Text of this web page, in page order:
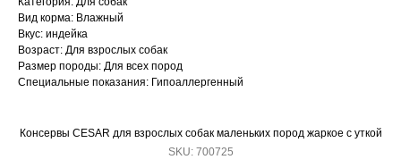
Вид корма: Влажный
Вкус: индейка
Возраст: Для взрослых собак
Размер породы: Для всех пород
Специальные показания: Гипоаллергенный
Консервы CESAR для взрослых собак маленьких пород жаркое с уткой
SKU: 700725